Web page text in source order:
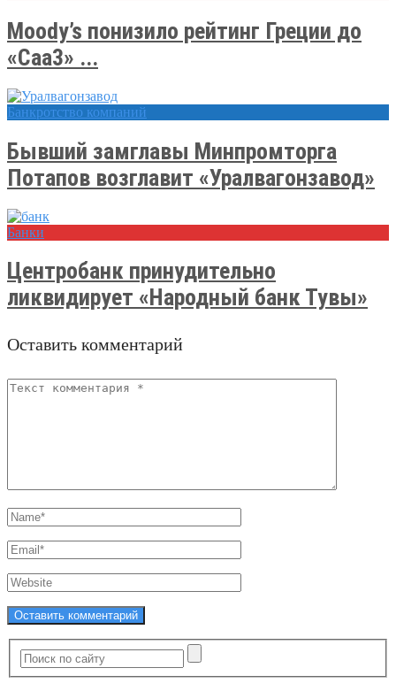
Moody’s понизило рейтинг Греции до
«Caa3» ...
Банкротство компаний
Бывший замглавы Минпромторга
Потапов возглавит «Уралвагонзавод»
Банки
Центробанк принудительно
ликвидирует «Народный банк Тувы»
Оставить комментарий